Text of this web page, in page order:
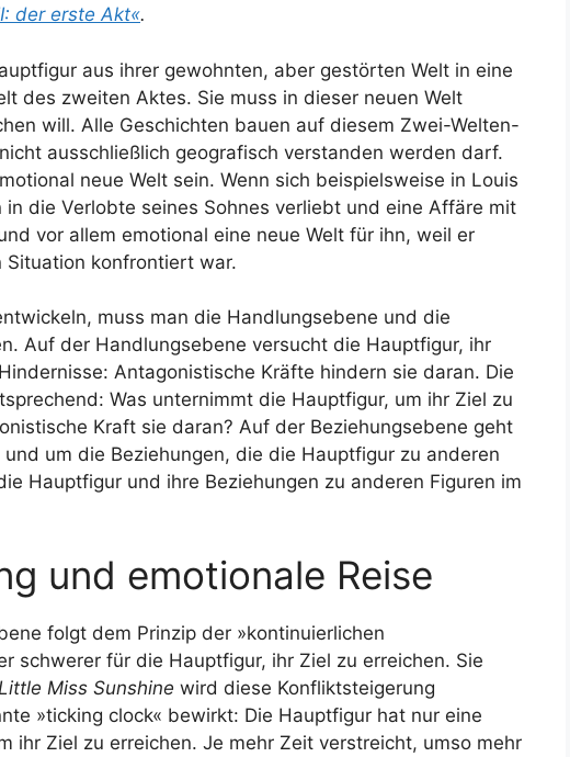
der erste Akt«.
aus ihrer gewohnten, aber gestörten Welt in eine
des zweiten Aktes. Sie muss in dieser neuen Welt
will. Alle Geschichten bauen auf diesem Zwei-Welten-
ausschließlich geografisch verstanden werden darf.
neue Welt sein. Wenn sich beispielsweise in Louis
in die Verlobte seines Sohnes verliebt und eine Affäre mit
vor allem emotional eine neue Welt für ihn, weil er
Situation konfrontiert war.
muss man die Handlungsebene und die
Auf der Handlungsebene versucht die Hauptfigur, ihr
Antagonistische Kräfte hindern sie daran. Die
Was unternimmt die Hauptfigur, um ihr Ziel zu
Kraft sie daran? Auf der Beziehungsebene geht
um die Beziehungen, die die Hauptfigur zu anderen
Hauptfigur und ihre Beziehungen zu anderen Figuren im
und emotionale Reise
folgt dem Prinzip der »kontinuierlichen
schwerer für die Hauptfigur, ihr Ziel zu erreichen. Sie
Little Miss Sunshine wird diese Konfliktsteigerung
»ticking clock« bewirkt: Die Hauptfigur hat nur eine
ihr Ziel zu erreichen. Je mehr Zeit verstreicht, umso mehr